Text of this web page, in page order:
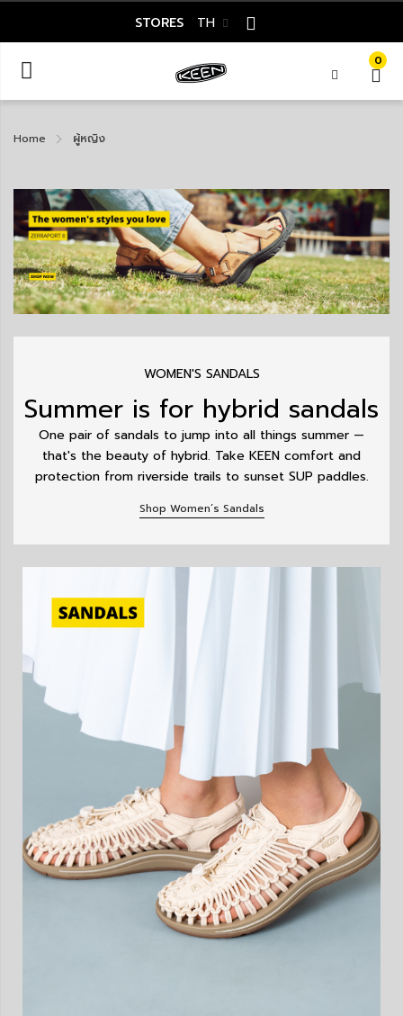
STORES TH
0
Home ผู้หญิง
WOMEN'S SANDALS
Summer is for hybrid sandals
One pair of sandals to jump into all things summer —
that's the beauty of hybrid. Take KEEN comfort and
protection from riverside trails to sunset SUP paddles.
Shop Women’s Sandals